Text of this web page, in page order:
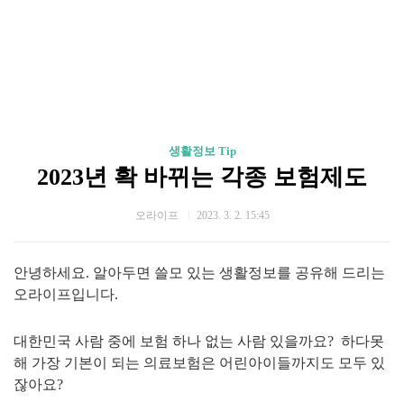
생활정보 Tip
2023년 확 바뀌는 각종 보험제도
오라이프 2023. 3. 2. 15:45
안녕하세요. 알아두면 쓸모 있는 생활정보를 공유해 드리는
오라이프입니다.
대한민국 사람 중에 보험 하나 없는 사람 있을까요? 하다못
해 가장 기본이 되는 의료보험은 어린아이들까지도 모두 있
잖아요?